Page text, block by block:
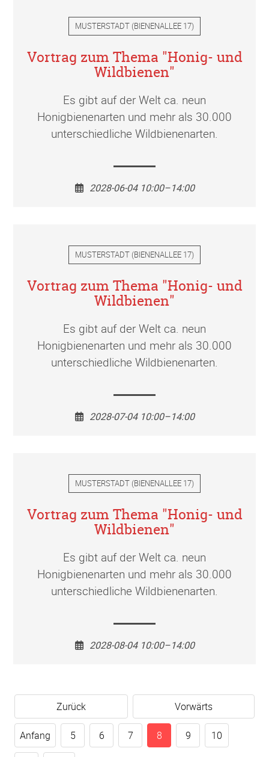
MUSTERSTADT (BIENENALLEE 17)
Vortrag zum Thema "Honig- und
Wildbienen"
Es gibt auf der Welt ca. neun
Honigbienenarten und mehr als 30.000
unterschiedliche Wildbienenarten.
2028-06-04 10:00–14:00
MUSTERSTADT (BIENENALLEE 17)
Vortrag zum Thema "Honig- und
Wildbienen"
Es gibt auf der Welt ca. neun
Honigbienenarten und mehr als 30.000
unterschiedliche Wildbienenarten.
2028-07-04 10:00–14:00
MUSTERSTADT (BIENENALLEE 17)
Vortrag zum Thema "Honig- und
Wildbienen"
Es gibt auf der Welt ca. neun
Honigbienenarten und mehr als 30.000
unterschiedliche Wildbienenarten.
2028-08-04 10:00–14:00
Zurück Vorwärts
Anfang 5 6 7 8 9 10